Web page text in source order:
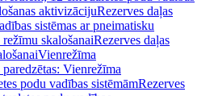
aktivizācijuRezerves daļas
sistēmas ar pneimatisku
skalošanaiRezerves daļas
Vienrežīma
Vienrežīma
podu vadības sistēmāmRezerves